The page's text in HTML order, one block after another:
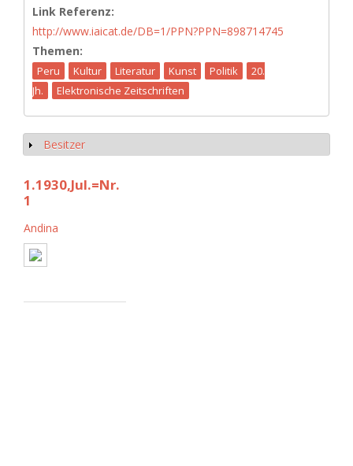
Link Referenz:
http://www.iaicat.de/DB=1/PPN?PPN=898714745
Themen:
Peru Kultur Literatur Kunst Politik
20.
Jh.
Elektronische Zeitschriften
Anzeigen
Besitzer
1.1930,Jul.=Nr.
1
Andina